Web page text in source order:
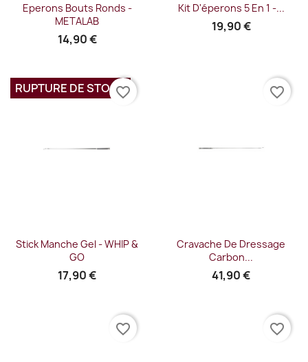
Eperons Bouts Ronds -
METALAB
14,90 €
Kit D'éperons 5 En 1 -...
19,90 €
Stick Manche Gel - WHIP &
GO
17,90 €
RUPTURE DE STOCK
favorite_border
Cravache De Dressage
Carbon...
41,90 €
favorite_border
favorite_border favorite_border